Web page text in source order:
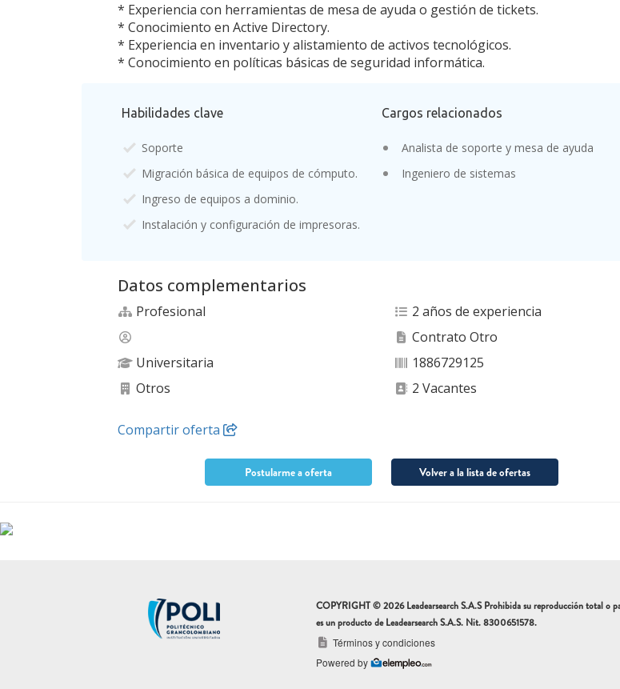
* Experiencia con herramientas de mesa de ayuda o gestión de tickets.
* Conocimiento en Active Directory.
* Experiencia en inventario y alistamiento de activos tecnológicos.
* Conocimiento en políticas básicas de seguridad informática.
Habilidades clave
Soporte
Migración básica de equipos de cómputo.
Ingreso de equipos a dominio.
Instalación y configuración de impresoras.
Cargos relacionados
Analista de soporte y mesa de ayuda
Ingeniero de sistemas
Datos complementarios
Profesional
Universitaria
Otros
2 años de experiencia
Contrato Otro
1886729125
2 Vacantes
Compartir oferta
Postularme a oferta Volver a la lista de ofertas
COPYRIGHT © 2026 Leadearsearch S.A.S Prohibida su reproducción total o
es un producto de Leadearsearch S.A.S. Nit. 8300651578.
Términos y condiciones
Powered by